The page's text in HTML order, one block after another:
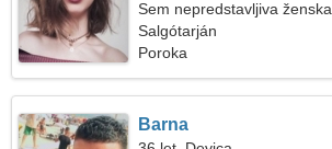
Sem nepredstavljiva ženska
Salgótarján
Poroka
Barna